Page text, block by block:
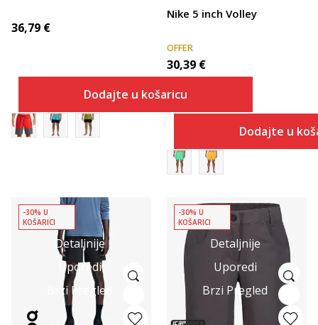
36,79 €
Dodajte u košaricu
Nike 5 inch Volley
OFFER
30,39 €
Dodajte u
Detaljnije
Uporedi
Brzi Pregled
-30% U
KOŠARICI
Detaljnije
Uporedi
Brzi Pregled
-30% U
KOŠARICI